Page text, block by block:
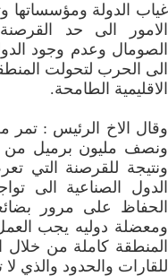
غياب الدولة
الامور الى حد
الصومال وعدم وجود
الى الحرب لتحولت
الاقليمية الطامحة.
ونصف مليون برميل من
ونتيجة للقرصنة التي
الدول الصناعية الى
الحفاظ على مرور
ومعضلة دوليه يجب
المنطقة كاملة من خلال
للقارات والحدود والذي لا